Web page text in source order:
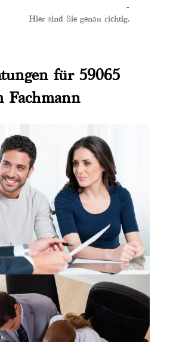
-
Hier sind Sie genau richtig.
für 59065
Fachmann